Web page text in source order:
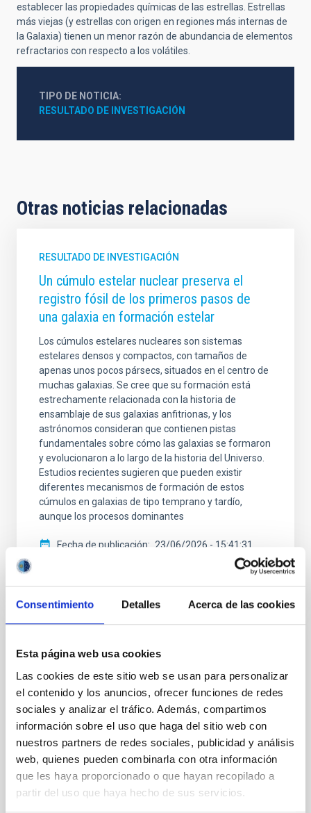
Consentimiento Detalles Acerca de las cookies
Esta página web usa cookies
Las cookies de este sitio web se usan para personalizar
el contenido y los anuncios, ofrecer funciones de redes
sociales y analizar el tráfico. Además, compartimos
información sobre el uso que haga del sitio web con
nuestros partners de redes sociales, publicidad y análisis
web, quienes pueden combinarla con otra información
que les haya proporcionado o que hayan recopilado a
partir del uso que haya hecho de sus servicios.
establecer las propiedades químicas de las estrellas. Estrellas
más viejas (y estrellas con origen en regiones más internas de
la Galaxia) tienen un menor razón de abundancia de elementos
refractarios con respecto a los volátiles.
TIPO DE NOTICIA
RESULTADO DE INVESTIGACIÓN
Otras noticias relacionadas
RESULTADO DE INVESTIGACIÓN
Un cúmulo estelar nuclear preserva el
registro fósil de los primeros pasos de
una galaxia en formación estelar
Los cúmulos estelares nucleares son sistemas
estelares densos y compactos, con tamaños de
apenas unos pocos pársecs, situados en el centro de
muchas galaxias. Se cree que su formación está
estrechamente relacionada con la historia de
ensamblaje de sus galaxias anfitrionas, y los
astrónomos consideran que contienen pistas
fundamentales sobre cómo las galaxias se formaron
y evolucionaron a lo largo de la historia del Universo.
Estudios recientes sugieren que pueden existir
diferentes mecanismos de formación de estos
cúmulos en galaxias de tipo temprano y tardío,
aunque los procesos dominantes
Fecha de publicación 23/06/2026 - 15:41:31
RESULTADO DE INVESTIGACIÓN
Ubicuas pero olvidadas: Absorciones
anchas en los espectros ópticos de
binarias de rayos X de baja masa
Las binarias de rayos X de baja masa son sistemas
en los que una estrella transfiere materia a un objeto
compacto—ya sea un agujero negro o una estrella de
neutrones—produciendo erupciones muy
energéticas (conocidas como "outbursts"). Durante